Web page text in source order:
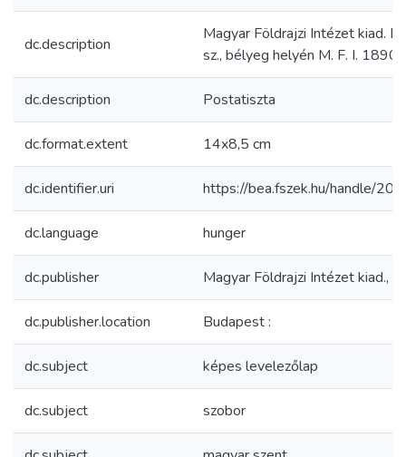
dc.description
Magyar Földrajzi Intézet kiad.
sz., bélyeg helyén M. F. I. 1890
dc.description Postatiszta
dc.format.extent 14x8,5 cm
dc.identifier.uri https://bea.fszek.hu/handle/
dc.language hunger
dc.publisher Magyar Földrajzi Intézet kiad.,
dc.publisher.location Budapest :
dc.subject képes levelezőlap
dc.subject szobor